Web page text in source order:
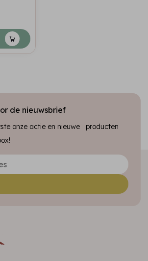
de nieuwsbrief
onze actie en nieuwe producten